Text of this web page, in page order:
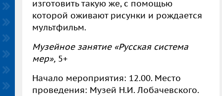
изготовить такую же, с помощью
которой оживают рисунки и рождается
мультфильм.
Музейное занятие «Русская система
мер», 5+
Начало мероприятия: 12.00. Место
проведения: Музей Н.И. Лобачевского.